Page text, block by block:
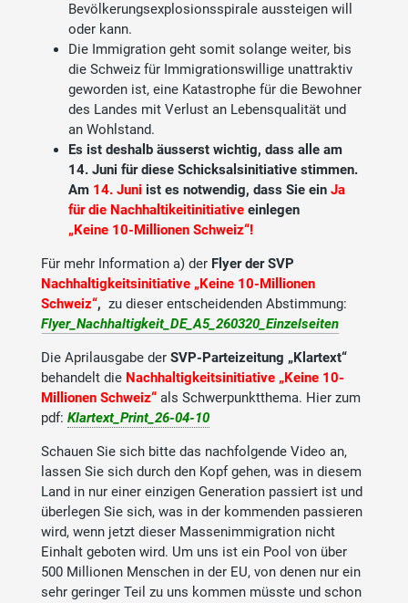
Bevölkerungsexplosionsspirale aussteigen will
oder kann.
Die Immigration geht somit solange weiter, bis
die Schweiz für Immigrationswillige unattraktiv
geworden ist, eine Katastrophe für die Bewohner
des Landes mit Verlust an Lebensqualität und
an Wohlstand.
Es ist deshalb äusserst wichtig, dass alle am
14. Juni für diese Schicksalsinitiative stimmen.
Am 14. Juni ist es notwendig, dass Sie ein Ja
für die Nachhaltikeitinitiative einlegen
„Keine 10-Millionen Schweiz“!
Für mehr Information a) der Flyer der SVP
Nachhaltigkeitsinitiative „Keine 10-Millionen
Schweiz“, zu dieser entscheidenden Abstimmung:
Flyer_Nachhaltigkeit_DE_A5_260320_Einzelseiten
Die Aprilausgabe der SVP-Parteizeitung „Klartext“
behandelt die Nachhaltigkeitsinitiative „Keine 10-
Millionen Schweiz“ als Schwerpunktthema. Hier zum
pdf: Klartext_Print_26-04-10
Schauen Sie sich bitte das nachfolgende Video an,
lassen Sie sich durch den Kopf gehen, was in diesem
Land in nur einer einzigen Generation passiert ist und
überlegen Sie sich, was in der kommenden passieren
wird, wenn jetzt dieser Massenimmigration nicht
Einhalt geboten wird. Um uns ist ein Pool von über
500 Millionen Menschen in der EU, von denen nur ein
sehr geringer Teil zu uns kommen müsste und schon